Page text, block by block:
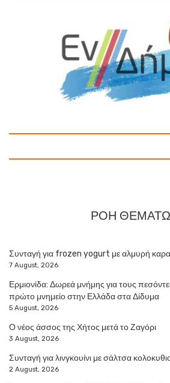
ΡΟΗ
Συνταγή για frozen yogurt με αλμυρή
7 August, 2026
Ερμιονίδα: Δωρεά μνήμης για τους
πρώτο μνημείο στην Ελλάδα στα Δίδυμα
5 August, 2026
Ο νέος άσσος της Χήτος μετά το Ζαγόρι
3 August, 2026
Συνταγή για λινγκουίνι με σάλτσα
2 August, 2026